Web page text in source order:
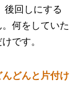
後回しにする
何をしていた
です。
どんと片付け